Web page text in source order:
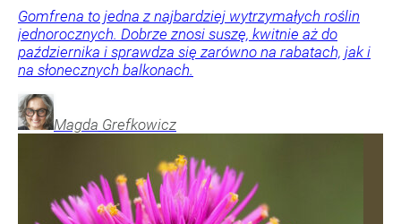
Gomfrena to jedna z najbardziej wytrzymałych roślin
jednorocznych. Dobrze znosi suszę, kwitnie aż do
października i sprawdza się zarówno na rabatach, jak i
na słonecznych balkonach.
Magda Grefkowicz